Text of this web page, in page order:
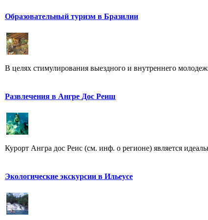
Образовательный туризм в Бразилии
В целях стимулирования выездного и внутреннего
Развлечения в Ангре Дос Реиш
Курорт Ангра дос Реис (см. инф. о регионе) является
Экологические экскурсии в Ильеусе